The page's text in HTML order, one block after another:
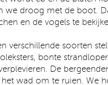
we droog met de boot.
en de vogels te
verschillende soorten
bonte
De
wad om te ruien. We